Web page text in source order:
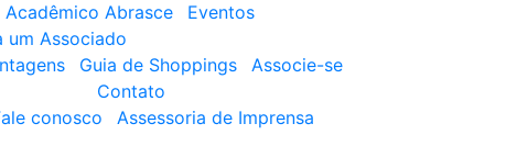
Acadêmico Abrasce
Eventos
um Associado
Guia de Shoppings
Associe-se
Contato
conosco
Assessoria de Imprensa